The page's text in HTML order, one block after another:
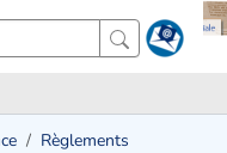
Règlements